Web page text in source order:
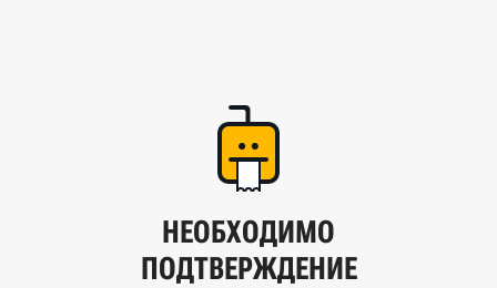
НЕОБХОДИМО
ПОДТВЕРЖДЕНИЕ